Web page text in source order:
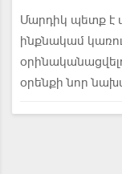
Մարդիկ պետք է
ինքնակամ
օրենքի նոր